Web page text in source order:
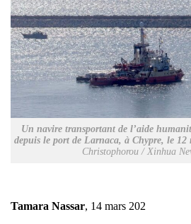
Un navire transportant de l’aide
depuis le port de Larnaca, à Chypre, le 12
Christophorou / Xinhua
Tamara Nassar, 14 mars 202